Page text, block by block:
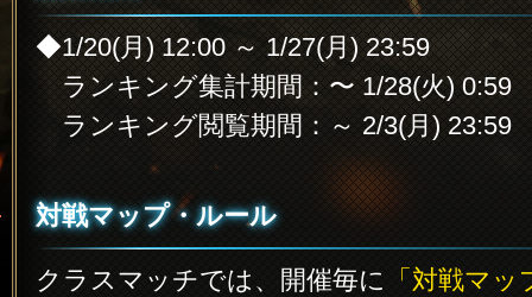
◆1/20(月) 12:00 ～ 1/27(月) 23:59
ランキング集計期間：〜 1/28(火) 0:59
ランキング閲覧期間：～ 2/3(月) 23:59
対戦マップ・ルール
クラスマッチでは、開催毎に
「対戦マッ